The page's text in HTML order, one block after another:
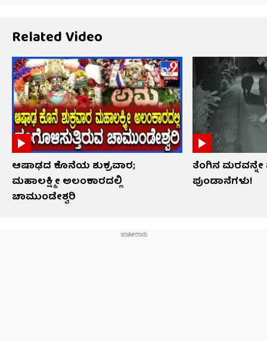
Related Video
ಆಷಾಢದ ಕೊನೆಯ ಶುಕ್ರವಾರ;
ಮಹಾಲಕ್ಷ್ಮೀ ಅಲಂಕಾರದಲ್ಲಿ
ಚಾಮುಂಡೇಶ್ವರಿ
ತೆಂಗಿನ ಮರವನ್ನೇ
ಪುಂಡಾನೆಗಳು!